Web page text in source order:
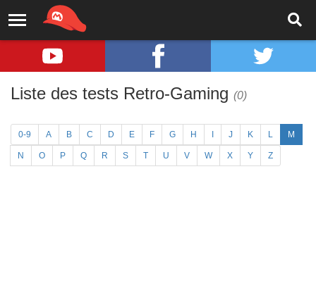
Liste des tests Retro-Gaming (0)
0-9 A B C D E F G H J K L M
N O P Q R S T U V W X Y Z